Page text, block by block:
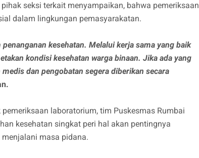
seksi terkait menyampaikan, bahwa pemeriksaan
dalam lingkungan pemasyarakatan.
kesehatan. Melalui kerja sama yang baik
kondisi kesehatan warga binaan. Jika ada yang
dan pengobatan segera diberikan secara
laboratorium, tim Puskesmas Rumbai
kesehatan singkat peri hal akan pentingnya
masa pidana.